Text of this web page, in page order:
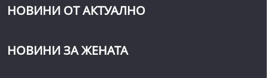
НОВИНИ ОТ АКТУАЛНО
НОВИНИ ЗА ЖЕНАТА